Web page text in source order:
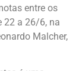
entre os
22 a 26/6, na
Malcher,